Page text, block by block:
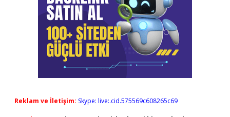
Reklam ve İletişim: Skype: live:.cid.575569c608265c69